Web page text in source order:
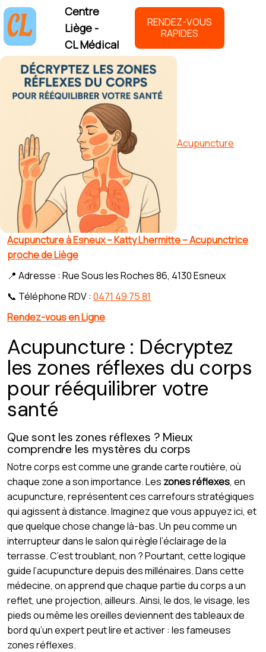
Centre
Liège -
CL Médical
RENDEZ-VOUS
RAPIDES
Acupuncture
Acupuncture à Esneux – Katty Lhermitte – Acupunctrice
proche de Liège
📍 Adresse : Rue Sous les Roches 86, 4130 Esneux
📞 Téléphone RDV : 0471 49 75 81
Rendez-vous en Ligne
Acupuncture : Décryptez
les zones réflexes du corps
pour rééquilibrer votre
santé
Que sont les zones réflexes ? Mieux
comprendre les mystères du corps
Notre corps est comme une grande carte routière, où
chaque zone a son importance. Les zones réflexes, en
acupuncture, représentent ces carrefours stratégiques
qui agissent à distance. Imaginez que vous appuyez ici, et
que quelque chose change là-bas. Un peu comme un
interrupteur dans le salon qui règle l’éclairage de la
terrasse. C’est troublant, non ? Pourtant, cette logique
guide l’acupuncture depuis des millénaires. Dans cette
médecine, on apprend que chaque partie du corps a un
reflet, une projection, ailleurs. Ainsi, le dos, le visage, les
pieds ou même les oreilles deviennent des tableaux de
bord qu’un expert peut lire et activer : les fameuses
zones réflexes.